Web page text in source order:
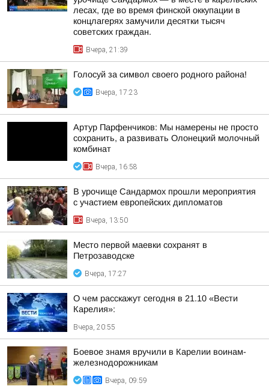
лесах, где во время финской оккупации в
концлагерях замучили десятки тысяч
советских граждан.
Вчера, 21:39
Голосуй за символ своего родного района!
Вчера, 17:23
Артур Парфенчиков: Мы намерены не просто
сохранить, а развивать Олонецкий молочный
комбинат
Вчера, 16:58
В урочище Сандармох прошли мероприятия
с участием европейских дипломатов
Вчера, 13:50
Место первой маевки сохранят в
Петрозаводске
Вчера, 17:27
О чем расскажут сегодня в 21.10 «Вести
Карелия»:
Вчера, 20:55
Боевое знамя вручили в Карелии воинам-
железнодорожникам
Вчера, 09:59